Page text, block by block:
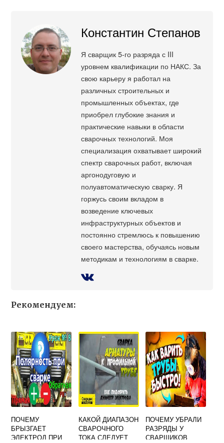
Константин Степанов
Я сварщик 5-го разряда с III
уровнем квалификации по НАКС. За
свою карьеру я работал на
различных строительных и
промышленных объектах, где
приобрел глубокие знания и
практические навыки в области
сварочных технологий. Моя
специализация охватывает широкий
спектр сварочных работ, включая
аргонодуговую и
полуавтоматическую сварку. Я
горжусь своим вкладом в
возведение ключевых
инфраструктурных объектов и
постоянно стремлюсь к повышению
своего мастерства, обучаясь новым
методикам и технологиям в сварке.
Рекомендуем:
ПОЧЕМУ
БРЫЗГАЕТ
ЭЛЕКТРОД ПРИ
КАКОЙ ДИАПАЗОН
СВАРОЧНОГО
ТОКА СЛЕДУЕТ
ПОЧЕМУ УБРАЛИ
РАЗРЯДЫ У
СВАРЩИКОВ